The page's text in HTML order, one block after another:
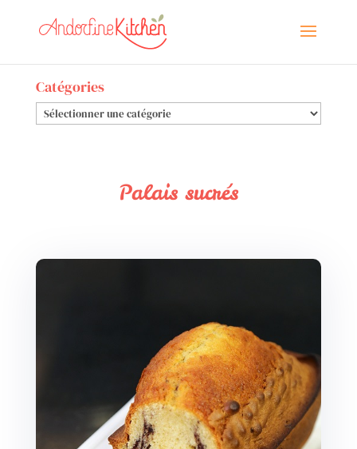
Catégories
Catégories
Palais sucrés